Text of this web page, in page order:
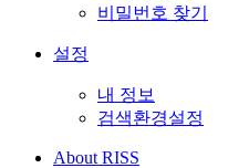
비밀번호 찾기
설정
내 정보
검색환경설정
About RISS